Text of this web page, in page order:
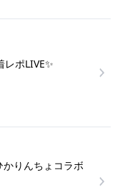
ポLIVE✨
りんちょコラボ